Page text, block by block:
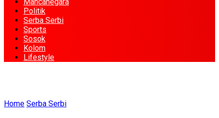
Politik
Serba Serbi
Sports
Sosok
Kolom
Lifestyle
Home Serba Serbi